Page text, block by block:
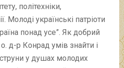
політехніки,
Молоді українські патріоти
понад усе”. Як добрий
д-р Конрад умів знайти і
у душах молодих